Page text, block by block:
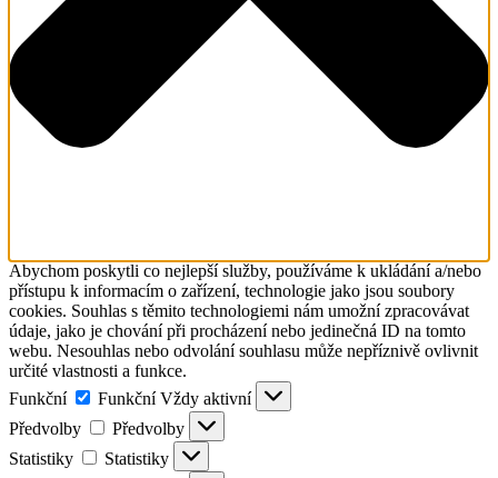
Abychom poskytli co nejlepší služby, používáme k ukládání a/nebo
přístupu k informacím o zařízení, technologie jako jsou soubory
cookies. Souhlas s těmito technologiemi nám umožní zpracovávat
údaje, jako je chování při procházení nebo jedinečná ID na tomto
webu. Nesouhlas nebo odvolání souhlasu může nepříznivě ovlivnit
určité vlastnosti a funkce.
Funkční
Funkční Vždy aktivní
Předvolby
Předvolby
Statistiky
Statistiky